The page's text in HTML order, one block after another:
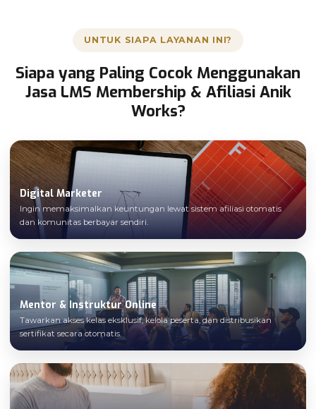
UNTUK SIAPA LAYANAN INI?
Siapa yang Paling Cocok Menggunakan
Jasa LMS Membership & Afiliasi Anik
Works?
Digital Marketer
Ingin memaksimalkan keuntungan lewat sistem afiliasi otomatis
dan komunitas berbayar sendiri.
Mentor & Instruktur Online
Tawarkan akses kelas eksklusif, kelola peserta, dan distribusikan
sertifikat secara otomatis.